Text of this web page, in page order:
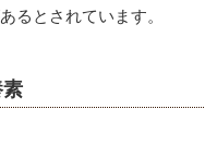
るとされています。